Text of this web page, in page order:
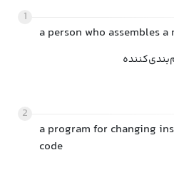
1
a person who assembles
2
a program for changing
code